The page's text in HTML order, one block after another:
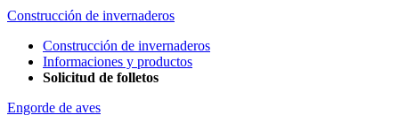
Construcción de invernaderos
Construcción de invernaderos
Informaciones y productos
Solicitud de folletos
Engorde de aves